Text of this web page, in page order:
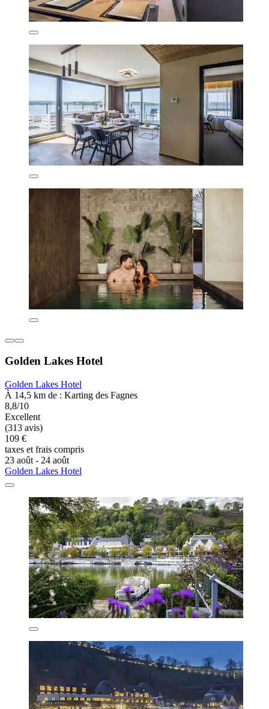
Golden Lakes Hotel
Golden Lakes Hotel
À 14,5 km de : Karting des Fagnes
8,8/10
Excellent
(313 avis)
109 €
taxes et frais compris
23 août - 24 août
Golden Lakes Hotel